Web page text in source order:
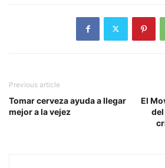
Previous article
Tomar cerveza ayuda a llegar
mejor a la vejez
El
del